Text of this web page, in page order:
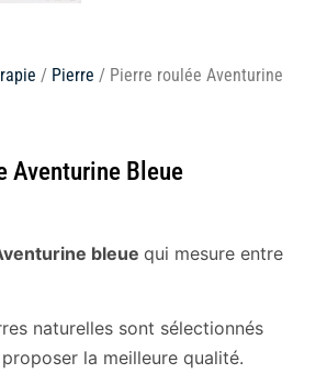
/ Pierre / Pierre roulée Aventurine
Aventurine Bleue
bleue qui mesure entre
naturelles sont sélectionnés
la meilleure qualité.